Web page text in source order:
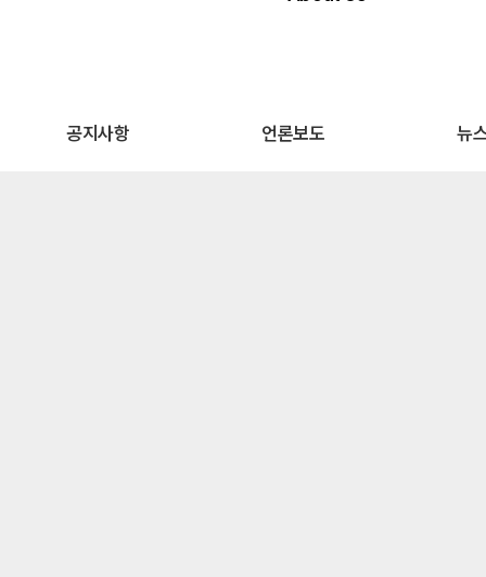
공지사항 언론보도 뉴